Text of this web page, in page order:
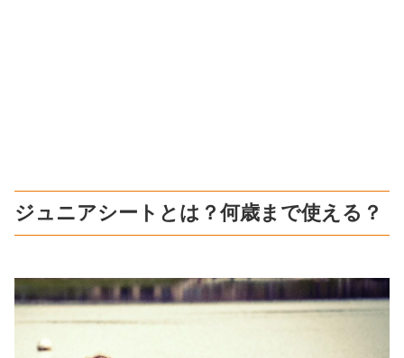
ジュニアシートとは？何歳まで使える？